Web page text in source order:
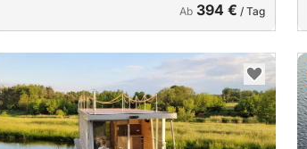
Ab 394 € / Tag